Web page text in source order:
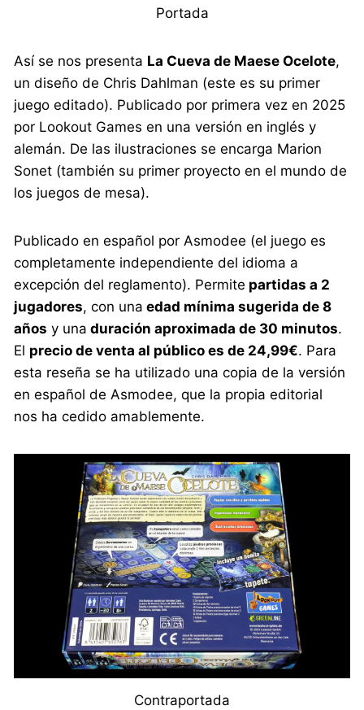
Portada
Así se nos presenta La Cueva de Maese Ocelote,
un diseño de Chris Dahlman (este es su primer
juego editado). Publicado por primera vez en 2025
por Lookout Games en una versión en inglés y
alemán. De las ilustraciones se encarga Marion
Sonet (también su primer proyecto en el mundo de
los juegos de mesa).
Publicado en español por Asmodee (el juego es
completamente independiente del idioma a
excepción del reglamento). Permite partidas a 2
jugadores, con una edad mínima sugerida de 8
años y una duración aproximada de 30 minutos.
El precio de venta al público es de 24,99€. Para
esta reseña se ha utilizado una copia de la versión
en español de Asmodee, que la propia editorial
nos ha cedido amablemente.
Contraportada